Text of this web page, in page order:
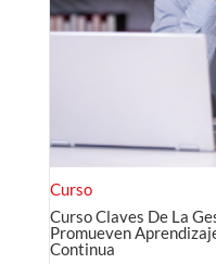
Curso
Curso Claves De La
Promueven
Continua